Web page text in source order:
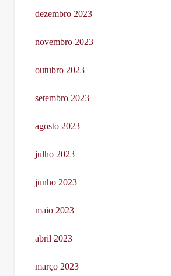
dezembro 2023
novembro 2023
outubro 2023
setembro 2023
agosto 2023
julho 2023
junho 2023
maio 2023
abril 2023
março 2023